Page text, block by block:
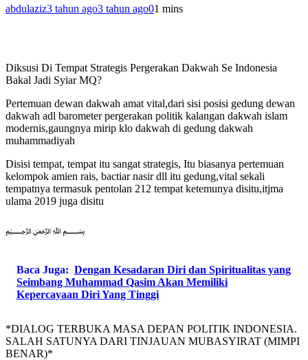
abdulaziz3 tahun ago3 tahun ago01 mins
Diksusi Di Tempat Strategis Pergerakan Dakwah Se Indonesia
Bakal Jadi Syiar MQ?
Pertemuan dewan dakwah amat vital,dari sisi posisi gedung dewan
dakwah adl barometer pergerakan politik kalangan dakwah islam
modernis,gaungnya mirip klo dakwah di gedung dakwah
muhammadiyah
Disisi tempat, tempat itu sangat strategis, Itu biasanya pertemuan
kelompok amien rais, bactiar nasir dll itu gedung,vital sekali
tempatnya termasuk pentolan 212 tempat ketemunya disitu,itjma
ulama 2019 juga disitu
﷽
Baca Juga: Dengan Kesadaran Diri dan Spiritualitas yang
Seimbang Muhammad Qasim Akan Memiliki
Kepercayaan Diri Yang Tinggi
*DIALOG TERBUKA MASA DEPAN POLITIK INDONESIA.
SALAH SATUNYA DARI TINJAUAN MUBASYIRAT (MIMPI
BENAR)*